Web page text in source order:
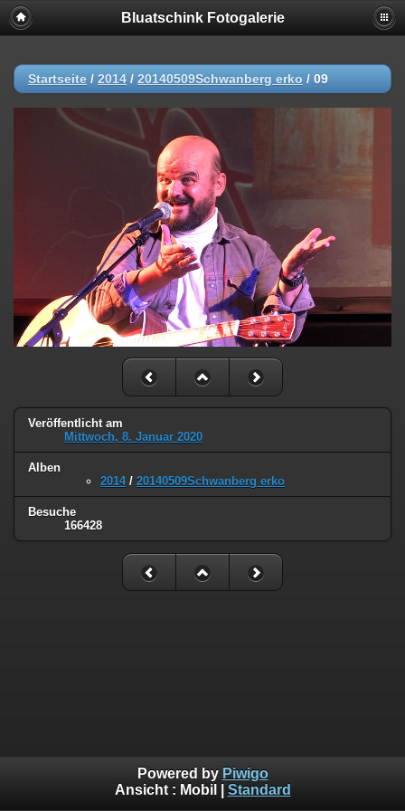
Bluatschink Fotogalerie
Startseite / 2014 / 20140509Schwanberg erko / 09
Veröffentlicht am
Mittwoch, 8. Januar 2020
Alben
2014/ 20140509Schwanberg erko
Besuche
166428
Powered by Piwigo
Ansicht : Mobil Standard